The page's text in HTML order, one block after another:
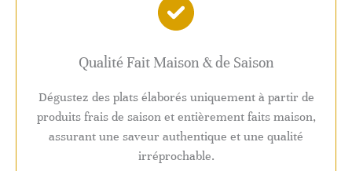
Qualité Fait Maison & de Saison
Dégustez des plats élaborés uniquement à partir de
produits frais de saison et entièrement faits maison,
assurant une saveur authentique et une qualité
irréprochable.